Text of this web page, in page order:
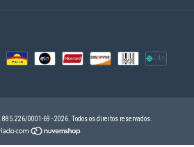
0001-69 - 2026. Todos os direitos reservados.